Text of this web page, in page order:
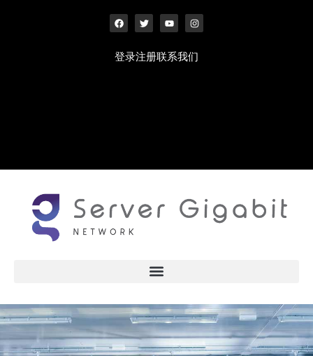
F
a
c
b
o
T
w
i
t
e
Y
o
u
u
b
I
n
s
a
g
登录注册联系我们